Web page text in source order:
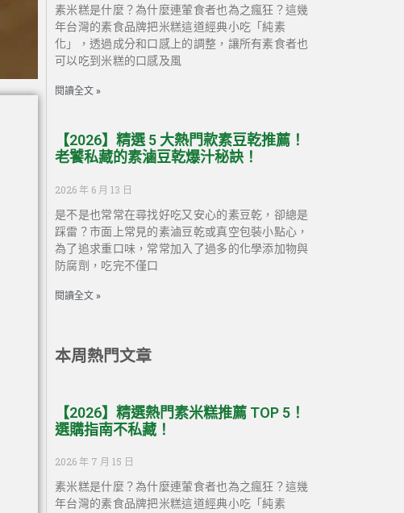
素米糕是什麼？為什麼連葷食者也為之瘋狂？這幾
年台灣的素食品牌把米糕這道經典小吃「純素
化」，透過成分和口感上的調整，讓所有素食者也
可以吃到米糕的口感及風
閱讀全文 »
【2026】精選 5 大熱門款素豆乾推薦！
老饕私藏的素滷豆乾爆汁秘訣！
2026 年 6 月 13 日
是不是也常常在尋找好吃又安心的素豆乾，卻總是
踩雷？市面上常見的素滷豆乾或真空包裝小點心，
為了追求重口味，常常加入了過多的化學添加物與
防腐劑，吃完不僅口
閱讀全文 »
本周熱門文章
【2026】精選熱門素米糕推薦 TOP 5！
選購指南不私藏！
2026 年 7 月 15 日
素米糕是什麼？為什麼連葷食者也為之瘋狂？這幾
年台灣的素食品牌把米糕這道經典小吃「純素